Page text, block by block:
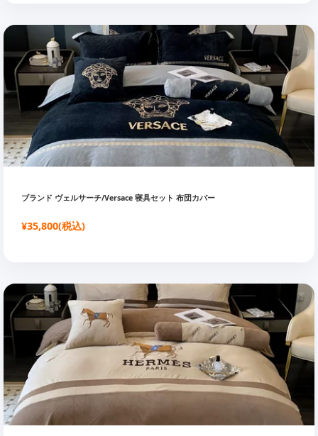
ブランド ヴェルサーチ/Versace 寝具セット 布団カバー
¥35,800(税込)